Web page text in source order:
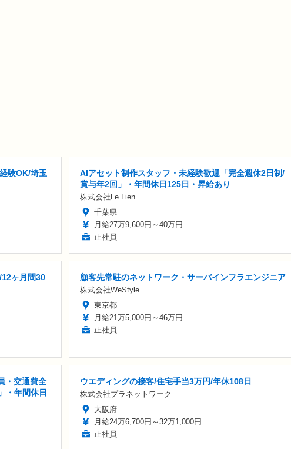
験OK/埼玉
AIアセット制作スタッフ・未経験歓迎「完全週休2日制/
賞与年2回」・年間休日125日・昇給あり
株式会社Le Lien
千葉県
月給27万9,600円～40万円
正社員
ヶ月間30
顧客先常駐のネットワーク・サーバインフラエンジニア
株式会社WeStyle
東京都
月給21万5,000円～46万円
正社員
・交通費全
・年間休日
ウエディングの接客/住宅手当3万円/年休108日
株式会社プラネットワーク
大阪府
月給24万6,700円～32万1,000円
正社員